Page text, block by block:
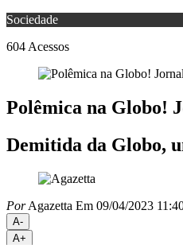
Sociedade
604 Acessos
Polêmica na Globo!
Demitida da Globo,
PorAgazetta Em 09/04/2023
A-
A+